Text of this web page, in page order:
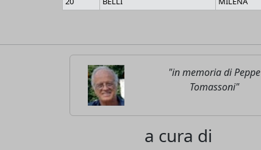
"in memoria di Peppe
Tomassoni"
a cura di